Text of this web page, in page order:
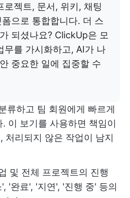
로젝트, 문서, 위키, 채팅
으로 통합합니다. 더 스
되셨나요? ClickUp은 모
무를 가시화하고, AI가 나
중요한 일에 집중할 수
류하고 팀 회원에게 빠르게
이 보기를 사용하면 책임이
처리되지 않은 작업이 남지
및 전체 프로젝트의 진행
'완료', '지연', '진행 중' 등의